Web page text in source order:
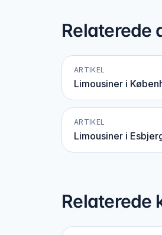
Relaterede
ARTIKEL
Limousiner i
ARTIKEL
Limousiner i
Relaterede